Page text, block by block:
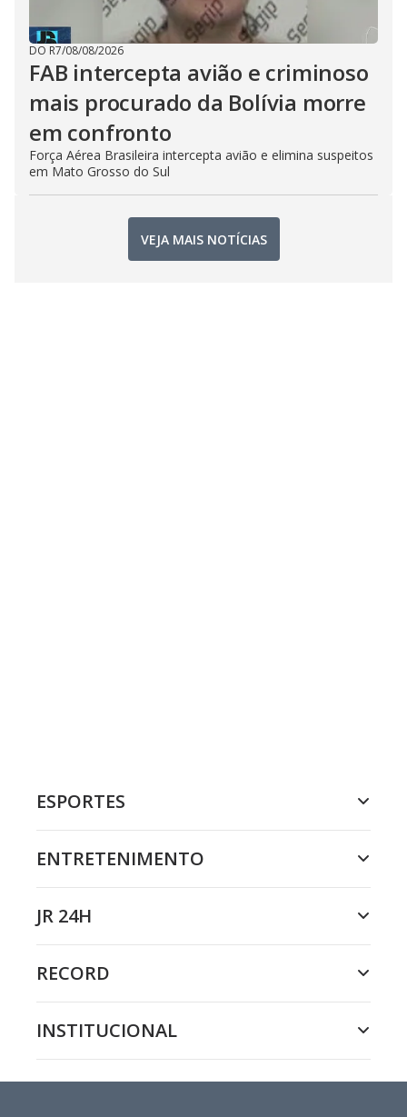
DO R7/08/08/2026
FAB intercepta avião e criminoso
mais procurado da Bolívia morre
em confronto
Força Aérea Brasileira intercepta avião e elimina suspeitos
em Mato Grosso do Sul
VEJA MAIS NOTÍCIAS
ESPORTES
ENTRETENIMENTO
JR 24H
RECORD
INSTITUCIONAL